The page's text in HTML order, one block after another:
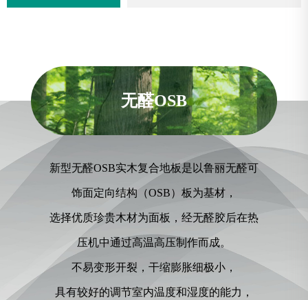
无醛OSB
新型无醛OSB实木复合地板是以鲁丽无醛可
饰面定向结构（OSB）板为基材，
选择优质珍贵木材为面板，经无醛胶后在热
压机中通过高温高压制作而成。
不易变形开裂，干缩膨胀细极小，
具有较好的调节室内温度和湿度的能力，